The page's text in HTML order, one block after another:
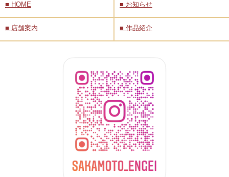
■ HOME ■ お知らせ
■ 店舗案内 ■ 作品紹介